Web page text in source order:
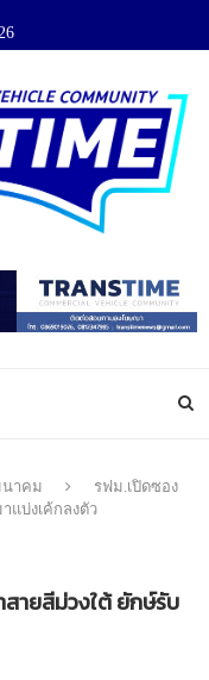
าคม
รฟม.เปิดซอง
แบ่งเค้กลงตัว
ายสีม่วงใต้ ยักษ์รับ